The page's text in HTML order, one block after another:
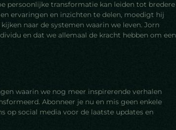
persoonlijke transformatie kan leiden tot bredere
ervaringen en inzichten te delen, moedigt hij
naar de systemen waarin we leven. Jorn
en dat we allemaal de kracht hebben om een
waarin we nog meer inspirerende verhalen
Abonneer je nu en mis geen enkele
op social media voor de laatste updates en